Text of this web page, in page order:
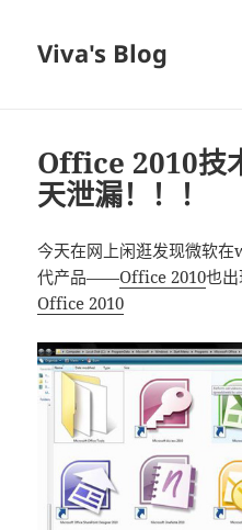
Viva's Blog
Office 2010技
天泄漏！！！
今天在网上闲逛发现微软
代产品——Office 2010也出
Office 2010